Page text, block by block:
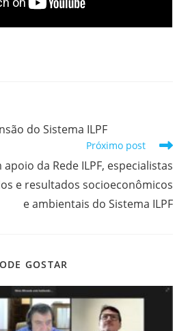
do Sistema ILPF
Próximo post
da Rede ILPF, especialistas
e resultados socioeconômicos
e ambientais do Sistema ILPF
GOSTAR